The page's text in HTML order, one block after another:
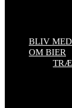
BLIV
OM BIER